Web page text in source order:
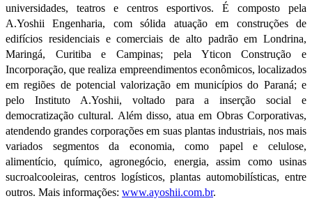
universidades, teatros e centros esportivos. É composto pela
A.Yoshii Engenharia, com sólida atuação em construções de
edifícios residenciais e comerciais de alto padrão em Londrina,
Maringá, Curitiba e Campinas; pela Yticon Construção e
Incorporação, que realiza empreendimentos econômicos, localizados
em regiões de potencial valorização em municípios do Paraná; e
pelo Instituto A.Yoshii, voltado para a inserção social e
democratização cultural. Além disso, atua em Obras Corporativas,
atendendo grandes corporações em suas plantas industriais, nos mais
variados segmentos da economia, como papel e celulose,
alimentício, químico, agronegócio, energia, assim como usinas
sucroalcooleiras, centros logísticos, plantas automobilísticas, entre
outros. Mais informações: www.ayoshii.com.br.